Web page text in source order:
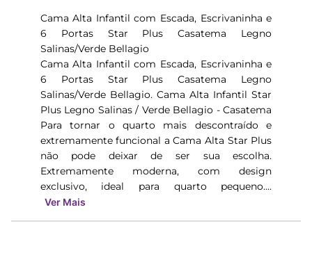
Cama Alta Infantil com Escada, Escrivaninha e
6 Portas Star Plus Casatema Legno
Salinas/Verde Bellagio
Cama Alta Infantil com Escada, Escrivaninha e
6 Portas Star Plus Casatema Legno
Salinas/Verde Bellagio. Cama Alta Infantil Star
Plus Legno Salinas / Verde Bellagio - Casatema
Para tornar o quarto mais descontraído e
extremamente funcional a Cama Alta Star Plus
não pode deixar de ser sua escolha.
Extremamente moderna, com design
exclusivo, ideal para quarto pequeno....
Ver Mais